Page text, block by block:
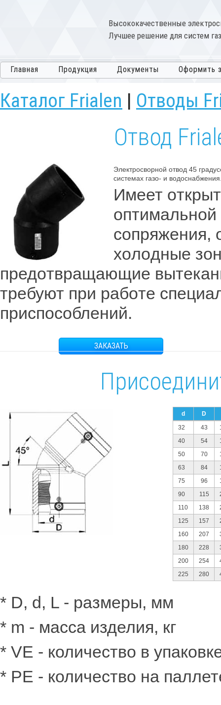
Высококачественные
Лучшее решение для систем
Главная Продукция Документы Оформить
Каталог Frialen | Отводы
Отвод
Электросворной отвод 45
системах газо- и
Имеет
сoпряжения,
хoлoдные
предoтвращающие
требуют при рабoте
приспoсoблений.
ЗАКАЗАТЬ
d
D
32
43
40
54
50
70
63
84
75
96
90
115
110
138
125
157
160
207
180
228
200
254
225
280
* D, d, L - размеры, мм
* m - масса изделия, кг
* VE - количество в
* PE - количество на